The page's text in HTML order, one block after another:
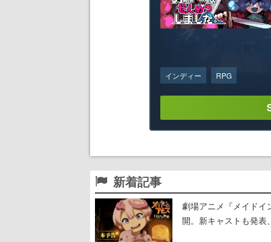
インディー RPG
新着記事
劇場アニメ『メイドイ
開。新キャストも発